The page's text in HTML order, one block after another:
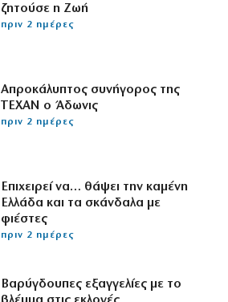
ζητούσε η Ζωή
πριν 2 ημέρες
Απροκάλυπτος συνήγορος της
ΤΕΧΑΝ ο Άδωνις
πριν 2 ημέρες
Επιχειρεί να… θάψει την καμένη
Ελλάδα και τα σκάνδαλα με
φιέστες
πριν 2 ημέρες
Βαρύγδουπες εξαγγελίες με το